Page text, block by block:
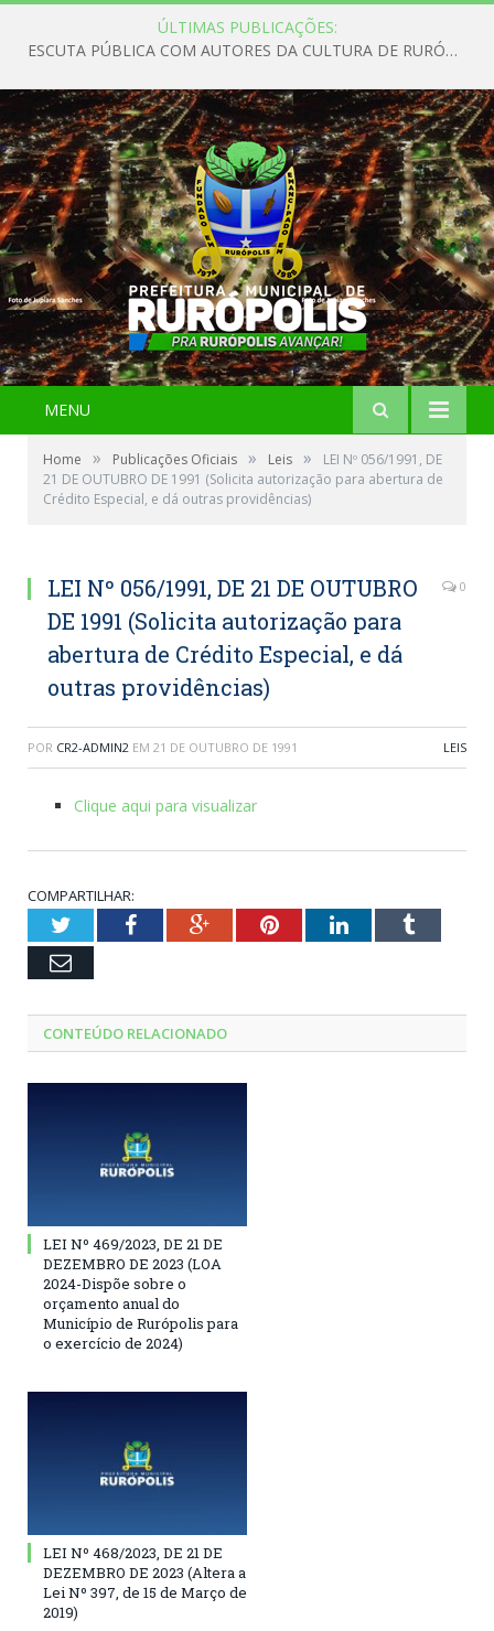
ÚLTIMAS PUBLICAÇÕES:
ESCUTA PÚBLICA COM AUTORES DA CULTURA DE RURÓPOLIS
MENU
Home » Publicações Oficiais » Leis »
LEI Nº 056/1991, DE
21 DE OUTUBRO DE 1991 (Solicita autorização para abertura de
Crédito Especial, e dá outras providências)
LEI Nº 056/1991, DE 21 DE OUTUBRO
DE 1991 (Solicita autorização para
abertura de Crédito Especial, e dá
outras providências)
0
POR CR2-ADMIN2 EM 21 DE OUTUBRO DE 1991 LEIS
Clique aqui para visualizar
COMPARTILHAR:
TwitterFacebookGoogle+PinterestLinkedInTumblr
Email
CONTEÚDO RELACIONADO
LEI Nº 469/2023, DE 21 DE
DEZEMBRO DE 2023 (LOA
2024-Dispõe sobre o
orçamento anual do
Município de Rurópolis para
o exercício de 2024)
LEI Nº 468/2023, DE 21 DE
DEZEMBRO DE 2023 (Altera a
Lei Nº 397, de 15 de Março de
2019)